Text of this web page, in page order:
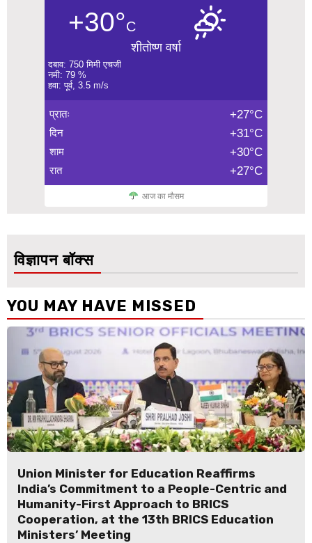
+30°C
शीतोष्ण वर्षा
दबाव: 750 मिमी एचजी
नमी: 79 %
हवा: पूर्व, 3.5 m/s
प्रातः +27°C
दिन +31°C
शाम +30°C
रात +27°C
आज का मौसम
विज्ञापन बॉक्स
YOU MAY HAVE MISSED
Union Minister for Education Reaffirms
India’s Commitment to a People-Centric and
Humanity-First Approach to BRICS
Cooperation, at the 13th BRICS Education
Ministers’ Meeting